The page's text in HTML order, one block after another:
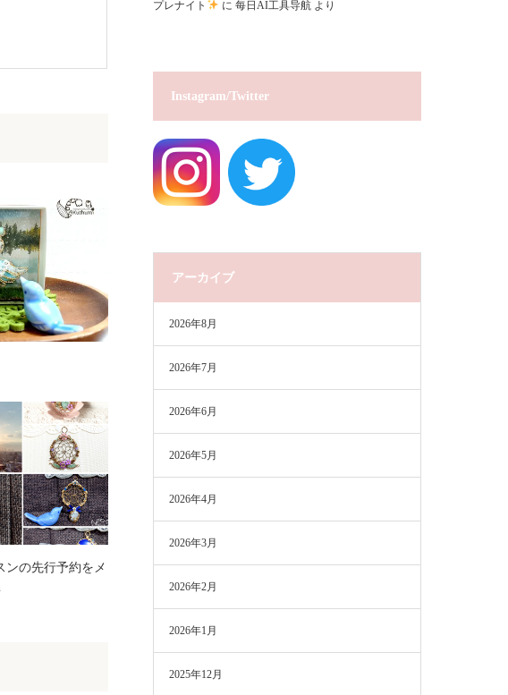
ンの先行予約をメ
プレナイト に 每日AI工具导航より
Instagram/Twitter
アーカイブ
2026年8月
2026年7月
2026年6月
2026年5月
2026年4月
2026年3月
2026年2月
2026年1月
2025年12月